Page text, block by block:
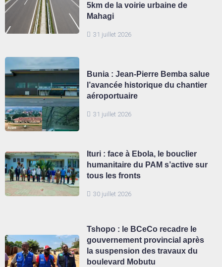
31 juillet 2026
5km de la voirie urbaine de
Mahagi
31 juillet 2026
Bunia : Jean-Pierre Bemba salue
l’avancée historique du chantier
aéroportuaire
30 juillet 2026
Ituri : face à Ebola, le bouclier
humanitaire du PAM s’active sur
tous les fronts
Tshopo : le BCeCo recadre le
gouvernement provincial après
la suspension des travaux du
boulevard Mobutu